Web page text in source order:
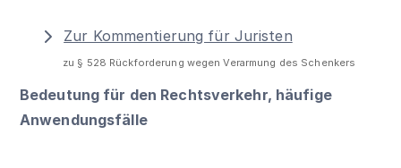
Zur Kommentierung für Juristen
zu § 528 Rückforderung wegen Verarmung des Schenkers
Bedeutung für den Rechtsverkehr, häufige
Anwendungsfälle